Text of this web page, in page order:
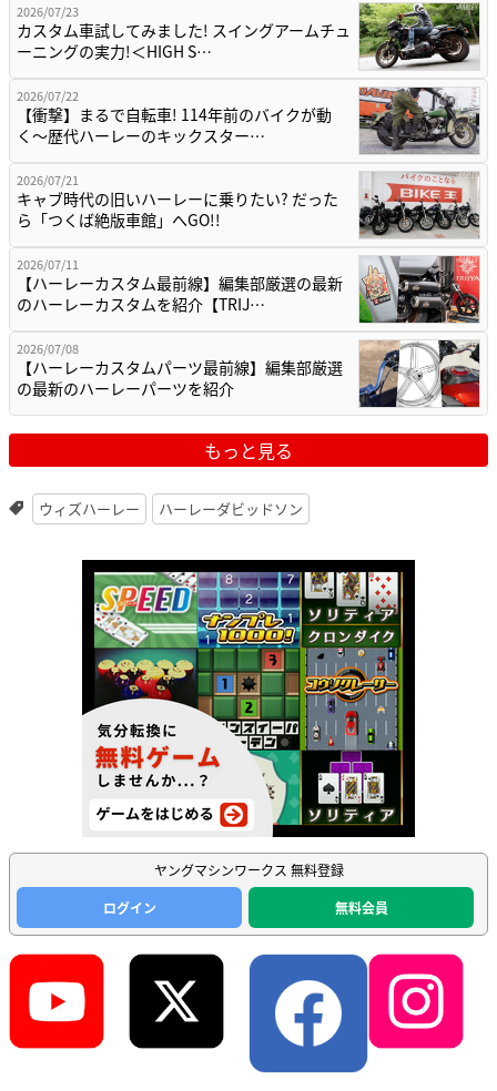
2026/07/23
カスタム車試してみました! スイングアームチュ
ーニングの実力!＜HIGH S…
2026/07/22
【衝撃】まるで自転車! 114年前のバイクが動
く〜歴代ハーレーのキックスター…
2026/07/21
キャブ時代の旧いハーレーに乗りたい? だった
ら「つくば絶版車館」へGO!!
2026/07/11
【ハーレーカスタム最前線】編集部厳選の最新
のハーレーカスタムを紹介【TRIJ…
2026/07/08
【ハーレーカスタムパーツ最前線】編集部厳選
の最新のハーレーパーツを紹介
もっと見る
ウィズハーレー ハーレーダビッドソン
ヤングマシンワークス 無料登録
ログイン
無料会員